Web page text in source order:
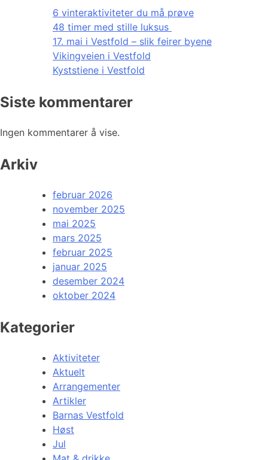
6 vinteraktiviteter du må prøve
48 timer med stille luksus
17. mai i Vestfold – slik feirer byene
Vikingveien i Vestfold
Kyststiene i Vestfold
Siste kommentarer
Ingen kommentarer å vise.
Arkiv
februar 2026
november 2025
mai 2025
mars 2025
februar 2025
januar 2025
desember 2024
oktober 2024
Kategorier
Aktiviteter
Aktuelt
Arrangementer
Artikler
Barnas Vestfold
Høst
Jul